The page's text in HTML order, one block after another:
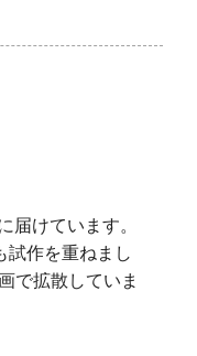
届けています。
試作を重ねまし
で拡散していま